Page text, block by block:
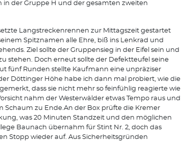
in der Gruppe H und der gesamten zweiten
Langstreckenrennen zur Mittagszeit gestartet
Spitznamen alle Ehre, biß ins Lenkrad und
Ziel sollte der Gruppensieg in der Eifel sein und
stehen. Doch erneut sollte der Defektteufel seine
fünf Runden stellte Kaufmann eine unpräziser
Döttinger Höhe habe ich dann mal probiert, wie die
dass sie nicht mehr so feinfühlig reagierte wie
nahm der Westerwälder etwas Tempo raus und
zu Ende.An der Box prüfte die Kremer
was 20 Minuten Standzeit und den möglichen
Baunach übernahm für Stint Nr. 2, doch das
Stopp wieder auf. Aus Sicherheitsgründen